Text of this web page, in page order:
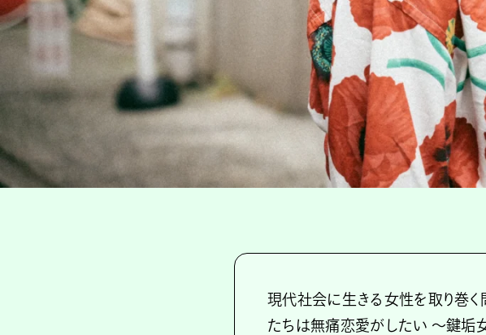
現代社会に生きる女性を取り巻く
たちは無痛恋愛がしたい 〜鍵垢女